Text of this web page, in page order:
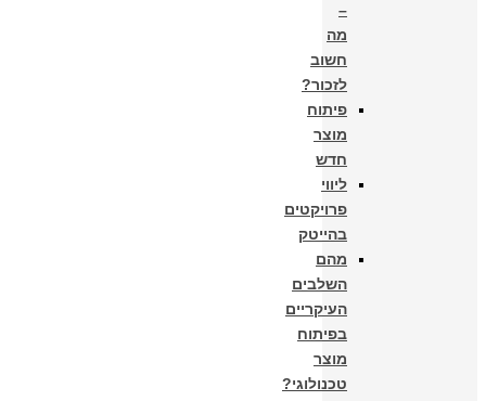
–
מה
חשוב
לזכור?
פיתוח
מוצר
חדש
ליווי
פרויקטים
בהייטק
מהם
השלבים
העיקריים
בפיתוח
מוצר
טכנולוגי?